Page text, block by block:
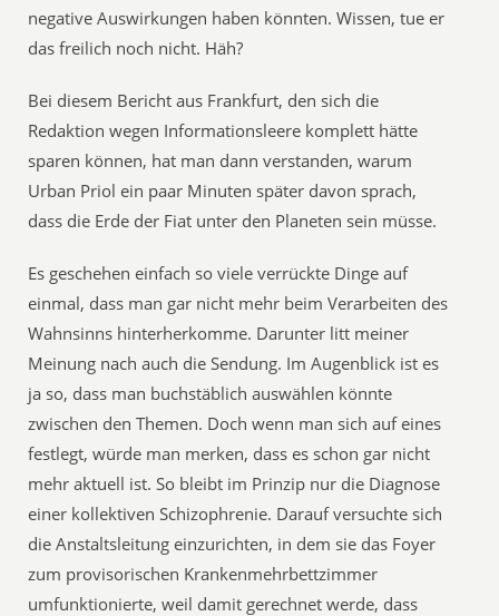
negative Auswirkungen haben könnten. Wissen, tue er
das freilich noch nicht. Häh?
Bei diesem Bericht aus Frankfurt, den sich die
Redaktion wegen Informationsleere komplett hätte
sparen können, hat man dann verstanden, warum
Urban Priol ein paar Minuten später davon sprach,
dass die Erde der Fiat unter den Planeten sein müsse.
Es geschehen einfach so viele verrückte Dinge auf
einmal, dass man gar nicht mehr beim Verarbeiten des
Wahnsinns hinterherkomme. Darunter litt meiner
Meinung nach auch die Sendung. Im Augenblick ist es
ja so, dass man buchstäblich auswählen könnte
zwischen den Themen. Doch wenn man sich auf eines
festlegt, würde man merken, dass es schon gar nicht
mehr aktuell ist. So bleibt im Prinzip nur die Diagnose
einer kollektiven Schizophrenie. Darauf versuchte sich
die Anstaltsleitung einzurichten, in dem sie das Foyer
zum provisorischen Krankenmehrbettzimmer
umfunktionierte, weil damit gerechnet werde, dass